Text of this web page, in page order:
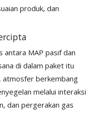
produk, dan
antara MAP pasif dan
di dalam paket itu
atmosfer berkembang
melalui interaksi
dan pergerakan gas